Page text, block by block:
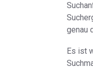
genau
Es ist